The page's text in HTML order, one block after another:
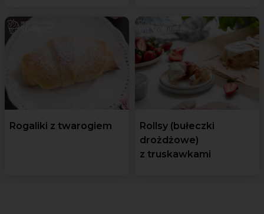
Rogaliki z twarogiem
Rollsy (bułeczki
drożdżowe)
z truskawkami